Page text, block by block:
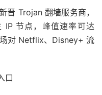
晋 Trojan 翻墙服务商，
IP 节点，峰值速率可达
对 Netflix、Disney+ 流
口